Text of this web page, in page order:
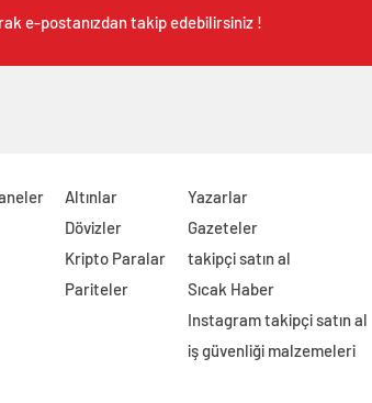
e-postanızdan takip edebilirsiniz !
Altınlar
Dövizler
Kripto Paralar
Pariteler
Yazarlar
Gazeteler
takipçi satın al
Sıcak Haber
Instagram takipçi satın al
iş güvenliği malzemeleri